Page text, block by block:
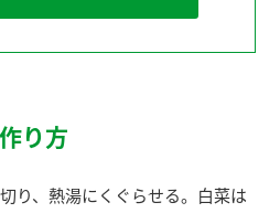
作り方
り、熱湯にくぐらせる。白菜は